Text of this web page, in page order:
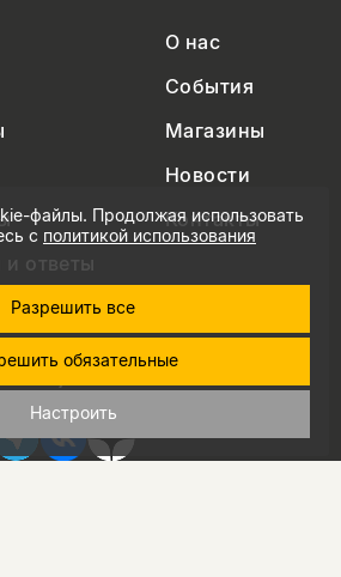
О нас
События
Магазины
Новости
Контакты
ответы
229-91-03
файлы. Продолжая использовать
с политикой использования
Разрешить все
обязательные
Настроить